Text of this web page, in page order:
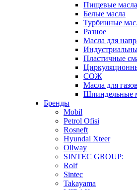
Пищевые масла
Белые масла
Турбинные
Разное
Масла для
Пластичные
СОЖ
Масла для
Шпиндельные
Бренды
Mobil
Petrol Ofisi
Rosneft
Hyundai Xteer
Oilway
SINTEC GROUP:
Rolf
Sintec
Takayama